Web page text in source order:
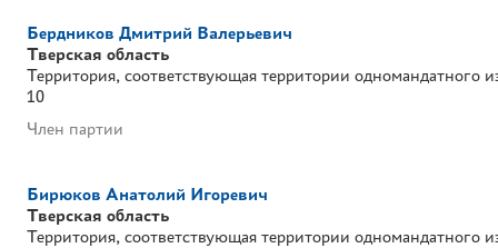
Бердников Дмитрий Валерьевич
Тверская область
Территория, соответствующая территории
10
Член партии
Бирюков Анатолий Игоревич
Тверская область
Территория, соответствующая территории